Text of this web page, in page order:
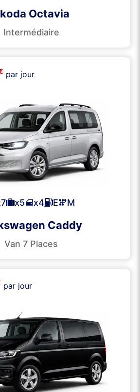
Octavia
Intermédiaire
par jour
x5 x4 E M
Caddy
Van 7 Places
par jour